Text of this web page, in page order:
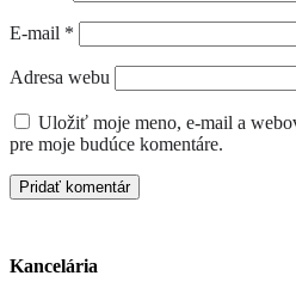
E-mail *
Adresa webu
Uložiť moje meno, e-mail a
pre moje budúce komentáre.
Kancelária